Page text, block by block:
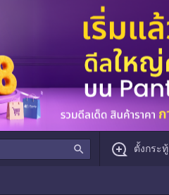
search ตั้งกระทู้